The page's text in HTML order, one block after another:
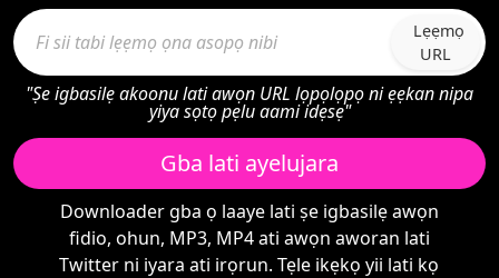
Lẹẹmọ
URL
"Ṣe igbasilẹ akoonu lati awọn URL lọpọlọpọ ni ẹẹkan nipa
yiya sọtọ pẹlu aami idẹsẹ"
Gba lati ayelujara
Downloader gba ọ laaye lati ṣe igbasilẹ awọn
fidio, ohun, MP3, MP4 ati awọn aworan lati
Twitter ni iyara ati irọrun. Tẹle ikẹkọ yii lati kọ